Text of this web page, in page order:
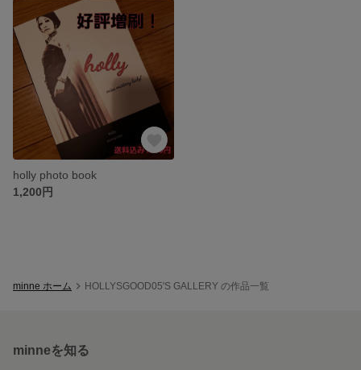
holly photo book
1,200円
minne ホーム HOLLYSGOOD05'S GALLERY の作品一覧
minneを知る